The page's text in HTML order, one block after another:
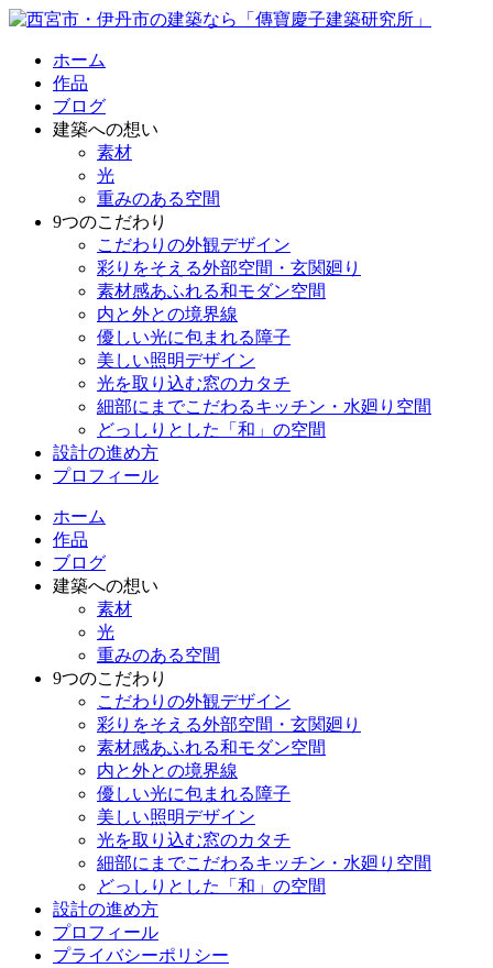
ホーム
作品
ブログ
建築への想い
素材
光
重みのある空間
9つのこだわり
こだわりの外観デザイン
彩りをそえる外部空間・玄関廻り
素材感あふれる和モダン空間
内と外との境界線
優しい光に包まれる障子
美しい照明デザイン
光を取り込む窓のカタチ
細部にまでこだわるキッチン・水廻り空間
どっしりとした「和」の空間
設計の進め方
プロフィール
ホーム
作品
ブログ
建築への想い
素材
光
重みのある空間
9つのこだわり
こだわりの外観デザイン
彩りをそえる外部空間・玄関廻り
素材感あふれる和モダン空間
内と外との境界線
優しい光に包まれる障子
美しい照明デザイン
光を取り込む窓のカタチ
細部にまでこだわるキッチン・水廻り空間
どっしりとした「和」の空間
設計の進め方
プロフィール
プライバシーポリシー